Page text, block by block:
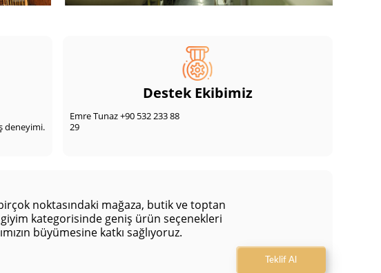
deneyimi.
Destek Ekibimiz
Emre Tunaz +90 532 233 88
29
noktasındaki mağaza, butik ve toptan
kategorisinde geniş ürün seçenekleri
büyümesine katkı sağlıyoruz.
Teklif Al